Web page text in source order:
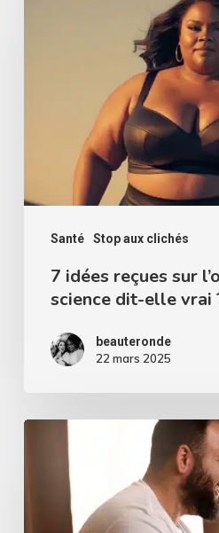
Santé Stop aux clichés
dit-
7 idées reçues sur
science dit-elle vrai
beauteronde
22 mars 2025
Sexualité
rondeurs